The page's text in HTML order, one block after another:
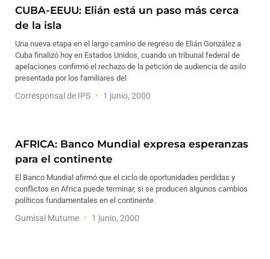
CUBA-EEUU: Elián está un paso más cerca
de la isla
Una nueva etapa en el largo camino de regreso de Elián González a
Cuba finalizó hoy en Estados Unidos, cuando un tribunal federal de
apelaciones confirmó el rechazo de la petición de audiencia de asilo
presentada por los familiares del
Corresponsal de IPS 1 junio, 2000
AFRICA: Banco Mundial expresa esperanzas
para el continente
El Banco Mundial afirmó que el ciclo de oportunidades perdidas y
conflictos en Africa puede terminar, si se producen algunos cambios
políticos fundamentales en el continente.
Gumisai Mutume 1 junio, 2000